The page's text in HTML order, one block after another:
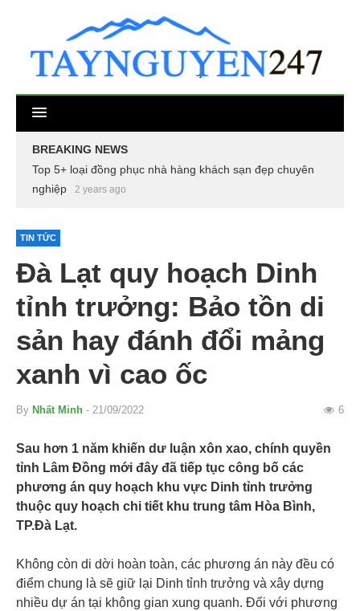
BREAKING NEWS
Top 5+ loại đồng phục nhà hàng khách sạn đẹp chuyên
nghiệp
2 years ago
TIN TỨC
Đà Lạt quy hoạch Dinh
tỉnh trưởng: Bảo tồn di
sản hay đánh đổi mảng
xanh vì cao ốc
By Nhất Minh - 21/09/2022 6
Sau hơn 1 năm khiến dư luận xôn xao, chính quyền
tỉnh Lâm Đồng mới đây đã tiếp tục công bố các
phương án quy hoạch khu vực Dinh tỉnh trưởng
thuộc quy hoạch chi tiết khu trung tâm Hòa Bình,
TP.Đà Lạt.
Không còn di dời hoàn toàn, các phương án này đều có
điểm chung là sẽ giữ lại Dinh tỉnh trưởng và xây dựng
nhiều dự án tại không gian xung quanh. Đối với phương